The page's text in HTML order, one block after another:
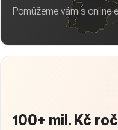
Pomůžeme vám s online
100+ mil. Kč